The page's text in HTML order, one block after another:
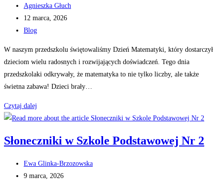
Post
author:
Agnieszka Głuch
Post
published:
12 marca, 2026
Post
Blog
W naszym przedszkolu świętowaliśmy Dzień Matematyki, który dostarczył
dzieciom wielu radosnych i rozwijających doświadczeń. Tego dnia
przedszkolaki odkrywały, że matematyka to nie tylko liczby, ale także
świetna zabawa! Dzieci brały…
Czytaj dalej
matematyki
Słoneczniki w Szkole Podstawowej Nr 2
Post
author:
Ewa Glinka-Brzozowska
Post
9 marca, 2026